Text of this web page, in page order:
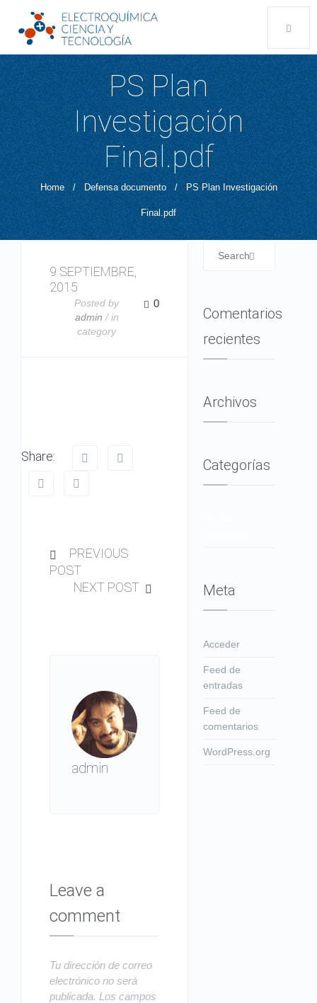
PS Plan
Investigación
Final.pdf
Home / Defensa documento / PS Plan Investigación
Final.pdf
9 SEPTIEMBRE,
2015
Posted by
admin / in
category
0
Share:
PREVIOUS
POST
NEXT POST
admin
Leave a
comment
Tu dirección de correo
electrónico no será
publicada. Los campos
Comentarios
recientes
Archivos
Categorías
Meta
Acceder
Feed de
entradas
Feed de
comentarios
WordPress.org